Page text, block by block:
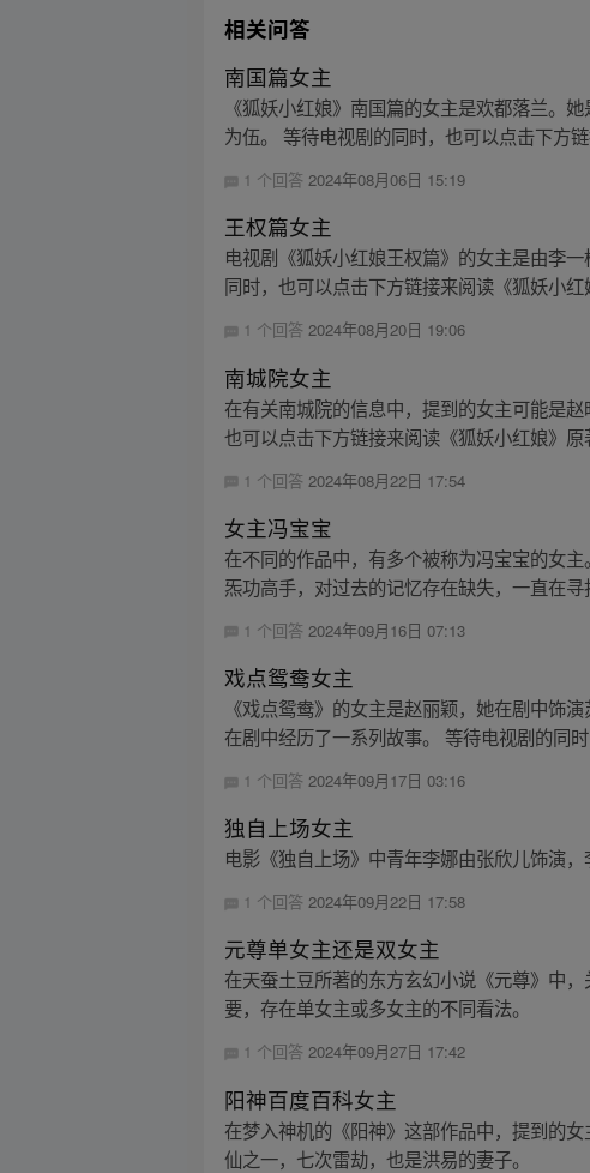
相关问答
南国篇女主
《狐妖小红娘》南国篇的女主是欢都落兰。
为伍。 等待电视剧的同时，也可以点击下方
1 个回答2024年08月06日 15:19
王权篇女主
电视剧《狐妖小红娘王权篇》的女主是由李
同时，也可以点击下方链接来阅读《狐妖小
1 个回答2024年08月20日 19:06
南城院女主
在有关南城院的信息中，提到的女主可能是
也可以点击下方链接来阅读《狐妖小红娘》原
1 个回答 2024年08月22日 17:54
女主冯宝宝
在不同的作品中，有多个被称为冯宝宝的女
炁功高手，对过去的记忆存在缺失，一直在
1 个回答 2024年09月16日 07:13
戏点鸳鸯女主
《戏点鸳鸯》的女主是赵丽颖，她在剧中饰
在剧中经历了一系列故事。 等待电视剧的同
1 个回答2024年09月17日 03:16
独自上场女主
电影《独自上场》中青年李娜由张欣儿饰演
1 个回答2024年09月22日 17:58
元尊单女主还是双女主
在天蚕土豆所著的东方玄幻小说《元尊》中
要，存在单女主或多女主的不同看法。
1 个回答2024年09月27日 17:42
阳神百度百科女主
在梦入神机的《阳神》这部作品中，提到的
仙之一，七次雷劫，也是洪易的妻子。